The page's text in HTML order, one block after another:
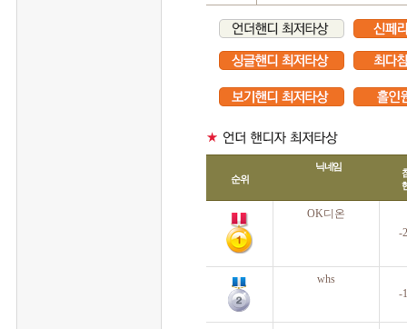
순위
닉네임
OK디온
-
whs
-